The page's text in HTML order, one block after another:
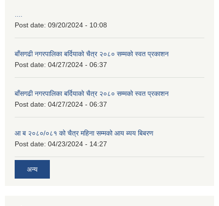
Post date: 09/20/2024 - 10:08
बाँसगढी नगरपालिका बर्दियाको चैत्र २०८० सम्मको स्वत प्रकाशन
Post date: 04/27/2024 - 06:37
बाँसगढी नगरपालिका बर्दियाको चैत्र २०८० सम्मको स्वत प्रकाशन
Post date: 04/27/2024 - 06:37
आ ब २०८०/०८१ को चैत्र महिना सम्मको आय ब्यय बिबरण
Post date: 04/23/2024 - 14:27
अन्य